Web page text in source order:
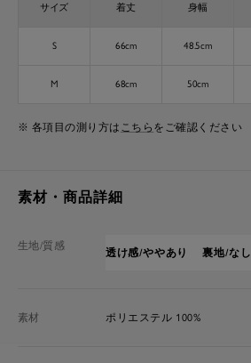
サイズ 着丈 身幅
S 66cm 48.5cm
M 68cm 50cm
※ 各項目の測り方は こちら をご確認ください
素材・商品詳細
生地/質感
透け感/ややあり 裏地/なし
素材 ポリエステル 100%